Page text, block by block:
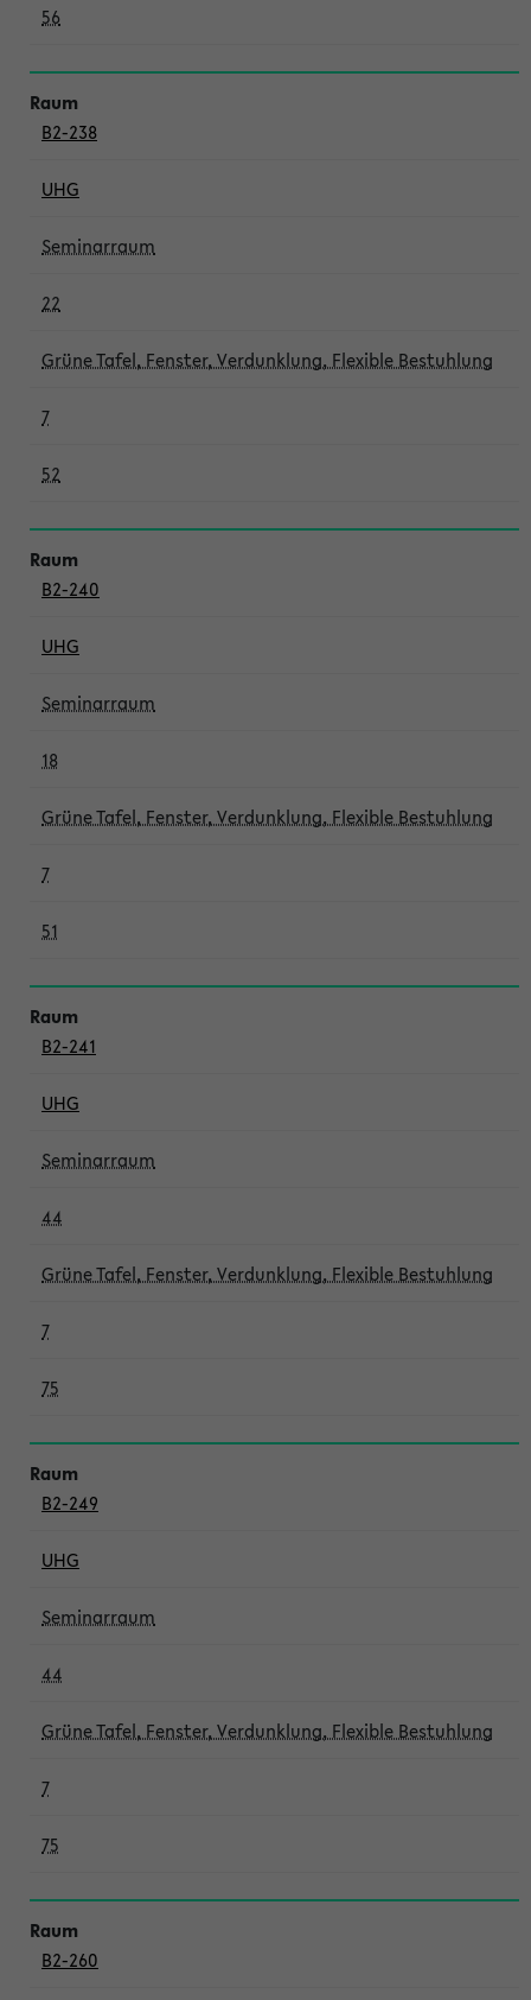
56
B2-238
UHG
Seminarraum
22
Grüne Tafel, Fenster, Verdunklung, Flexible Bestuhlung
7
52
B2-240
UHG
Seminarraum
18
Grüne Tafel, Fenster, Verdunklung, Flexible Bestuhlung
7
51
B2-241
UHG
Seminarraum
44
Grüne Tafel, Fenster, Verdunklung, Flexible Bestuhlung
7
75
B2-249
UHG
Seminarraum
44
Grüne Tafel, Fenster, Verdunklung, Flexible Bestuhlung
7
75
B2-260